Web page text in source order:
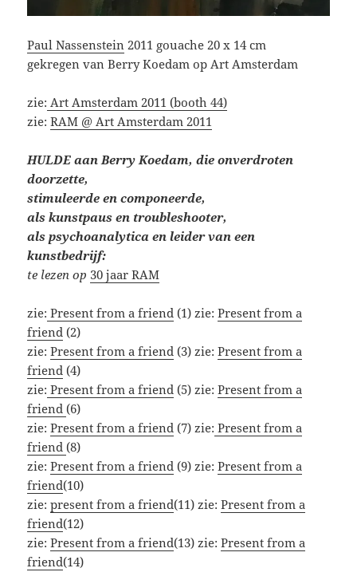
Paul Nassenstein 2011 gouache 20 x 14 cm
gekregen van Berry Koedam op Art Amsterdam
zie: Art Amsterdam 2011 (booth 44)
zie:RAM @ Art Amsterdam 2011
HULDE aan Berry Koedam, die onverdroten
doorzette,
stimuleerde en componeerde,
als kunstpaus en troubleshooter,
als psychoanalytica en leider van een
kunstbedrijf:
te lezen op 30 jaar RAM
zie: Present from a friend (1) zie:Present from a
friend (2)
zie:Present from a friend (3) zie:Present from a
friend (4)
zie: Present from a friend (5) zie:Present from a
friend(6)
zie:Present from a friend (7) zie: Present from a
friend(8)
zie:Present from a friend (9) zie:Present from a
friend(10)
zie:present from a friend(11) zie:Present from a
friend(12)
zie:Present from a friend(13) zie:Present from a
friend(14)